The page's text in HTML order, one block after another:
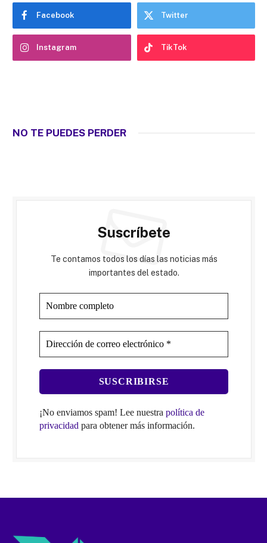
Facebook Twitter
Instagram TikTok
NO TE PUEDES PERDER
Suscríbete
Te contamos todos los días las noticias más
importantes del estado.
¡No enviamos spam! Lee nuestra política de
privacidad para obtener más información.